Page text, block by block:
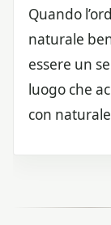
Quando
naturale
essere un
luogo che
con